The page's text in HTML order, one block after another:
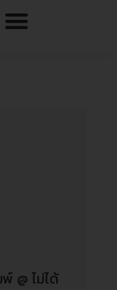
@ ไม่ได้